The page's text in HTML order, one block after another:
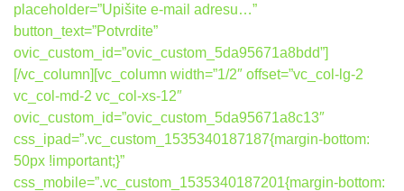
placeholder=”Upišite e-mail adresu…”
button_text=”Potvrdite”
ovic_custom_id=”ovic_custom_5da95671a8bdd”]
[/vc_column][vc_column width=”1/2″ offset=”vc_col-lg-2
vc_col-md-2 vc_col-xs-12″
ovic_custom_id=”ovic_custom_5da95671a8c13″
css_ipad=”.vc_custom_1535340187187{margin-bottom:
50px !important;}”
css_mobile=”.vc_custom_1535340187201{margin-bottom: